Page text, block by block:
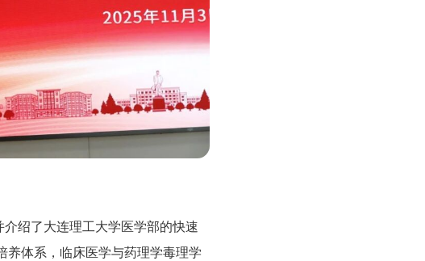
绍了大连理工大学医学部的快速
养体系，临床医学与药理学毒理学